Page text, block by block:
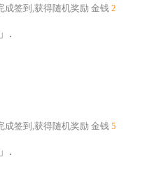
成签到,获得随机奖励 金钱 2
」.
成签到,获得随机奖励 金钱 5
」.